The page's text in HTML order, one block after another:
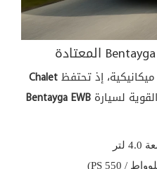
إذ تحتفظChalet
لسيارة Bentayga EWB